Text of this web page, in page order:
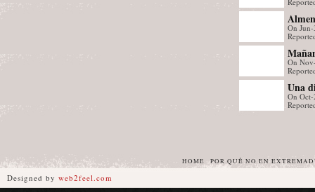
curso
On
On
Una
300
On
HOME POR QUÉ NO EN
Designed by web2feel.com